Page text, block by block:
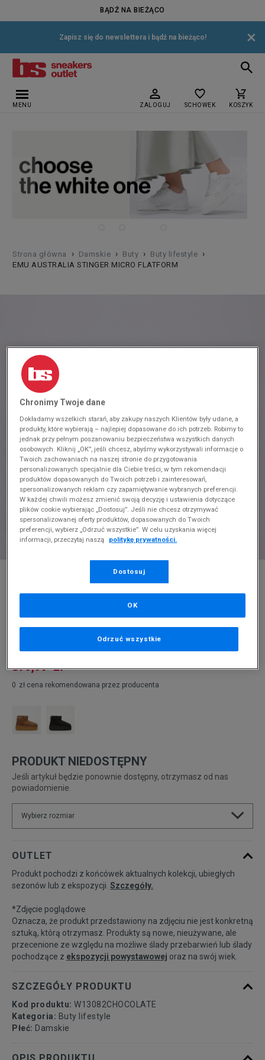
BĄDŹ NA BIEŻĄCO
Zapisz się do newslettera i bądź na bieżąco! ×
MENU ZALOGUJ SCHOWEK KOSZYK
Strona główna › Damskie › Buty › Buty lifestyle ›
EMU AUSTRALIA STINGER MICRO FLATFORM
EMU AUSTRALIA STINGER MICRO
Produkt pochodzi z końcówek aktualnych kolekcji, ubiegłych
sezonów lub z ekspozycji.Szczegóły.
0 zł cena rekomendowana przez producenta
379,99 zł
PRODUKT NIEDOSTĘPNY
Jeśli artykuł będzie ponownie dostępny, otrzymasz od nas
powiadomienie.
Wybierz rozmiar
36 22 cm Powiadom o dostępności
37 23 cm
38 24 cm Powiadom o dostępności
40 25,5 cm
OUTLET
Produkt pochodzi z końcówek aktualnych kolekcji, ubiegłych
sezonów lub z ekspozycji. Szczegóły.
*Zdjęcie poglądowe
Oznacza, że produkt przedstawiony na zdjęciu nie jest konkretną
sztuką, którą otrzymasz. Produkty są nowe, nieużywane, ale
przecenione ze względu na możliwe ślady przebarwień lub ślady
pochodzące z ekspozycji powystawowej oraz na swój wiek.
SZCZEGÓŁY PRODUKTU
Kod produktu: W13082CHOCOLATE
Kategoria: Buty lifestyle
Płeć: Damskie
Chronimy Twoje dane
Dokładamy wszelkich starań, aby zakupy naszych Klientów były udane, a
produkty, które wybierają – najlepiej dopasowane do ich potrzeb. Robimy to
jednak przy pełnym poszanowaniu bezpieczeństwa wszystkich danych
osobowych. Kliknij „OK”, jeśli chcesz, abyśmy wykorzystywali informacje o
Twoich zachowaniach na naszej stronie do przygotowania
personalizowanych specjalnie dla Ciebie treści, w tym rekomendacji
produktów dopasowanych do Twoich potrzeb i zainteresowań,
spersonalizowanych reklam czy zapamiętywanie wybranych preferencji.
W każdej chwili możesz zmienić swoją decyzję i ustawienia dotyczące
plików cookie wybierając „Dostosuj”. Jeśli nie chcesz otrzymywać
spersonalizowanej oferty produktów, dopasowanych do Twoich
preferencji, wybierz „Odrzuć wszystkie”. W celu uzyskania więcej
informacji, przeczytaj naszą
politykę prywatności.
Dostosuj
Odrzuć wszystkie
OK